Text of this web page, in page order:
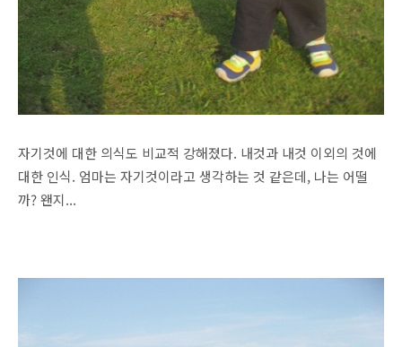
자기것에 대한 의식도 비교적 강해졌다. 내것과 내것 이외의 것에
대한 인식. 엄마는 자기것이라고 생각하는 것 같은데, 나는 어떨
까? 왠지...